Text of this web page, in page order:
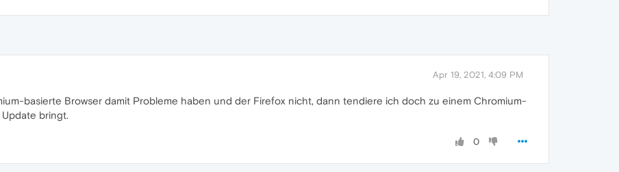
Apr 19, 2021, 4:09 PM
basierte Browser damit Probleme haben und der Firefox nicht, dann tendiere ich doch zu einem Chromium-
bringt.
0